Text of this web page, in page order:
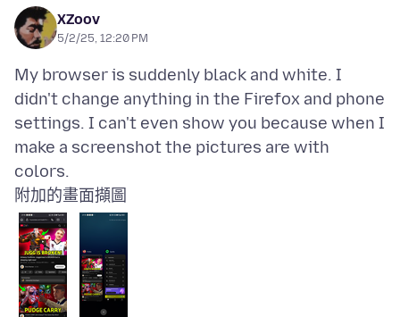
XZoov
5/2/25, 12:20 PM
My browser is suddenly black and white. I
didn't change anything in the Firefox and phone
settings. I can't even show you because when I
make a screenshot the pictures are with
附加的畫面擷圖